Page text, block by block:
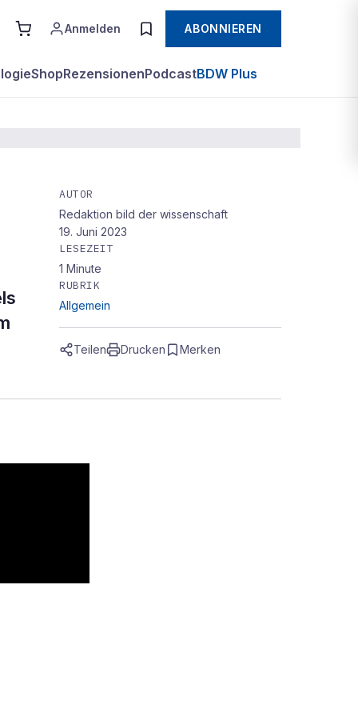
Anmelden ABONNIEREN
ShopRezensionenPodcastBDW Plus
AUTOR
Redaktion bild der wissenschaft
19. Juni 2023
LESEZEIT
1 Minute
RUBRIK
Allgemein
Teilen Drucken Merken